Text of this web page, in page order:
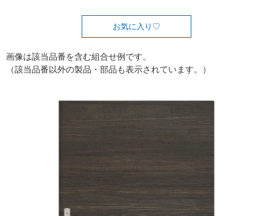
お気に入り
画像は該当品番を含む組合せ例です。
（該当品番以外の製品・部品も表示されています。）